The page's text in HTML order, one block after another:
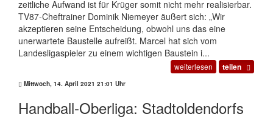
zeitliche Aufwand ist für Krüger somit nicht mehr realisierbar.
TV87-Cheftrainer Dominik Niemeyer äußert sich: „Wir
akzeptieren seine Entscheidung, obwohl uns das eine
unerwartete Baustelle aufreißt. Marcel hat sich vom
Landesligaspieler zu einem wichtigen Baustein i...
weiterlesen teilen
Mittwoch, 14. April 2021 21:01 Uhr
Handball-Oberliga: Stadtoldendorfs